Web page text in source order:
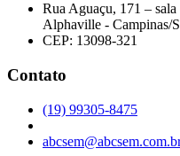
Rua Aguaçu, 171 –
Alphaville - Campinas/
CEP: 13098-321
Contato
(19) 99305-8475